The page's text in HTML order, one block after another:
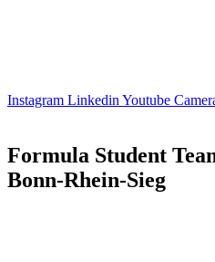
Instagram Linkedin Youtube
Formula Student
Bonn-Rhein-Sieg